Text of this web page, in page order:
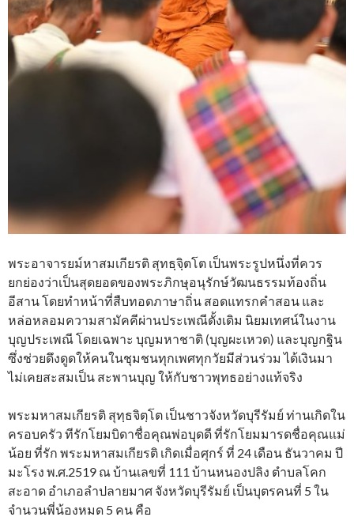
พระอาจารยม์หาสมเกียรติ สุทธฺจฺิตโต เป็นพระรูปหนึ่งที่ควร
ยกย่องว่าเป็นสุดยอดของพระภิกษุอนุรักษ์วัฒนธรรมท้องถิ่น
อีสาน โดยทำหน้าที่สืบทอดภาษาถิ่น สอดแทรกคำสอน และ
หล่อหลอมความสามัคคีผ่านประเพณีดั้งเดิม นิยมเทศน์ในงาน
บุญประเพณี โดยเฉพาะ บุญมหาชาติ (บุญผะเหวด) และบุญกฐิน
ซึ่งช่วยดึงดูดให้คนในชุมชนทุกเพศทุกวัยมีส่วนร่วม ได้เงินมา
ไม่เคยสะสมเป็น สะพานบุญ ให้กับชาวพุทธอย่างแท้จริง
พระมหาสมเกียรติ สุทฺธจิตฺโต เป็นชาวจังหวัดบุรีรัมย์ ท่านเกิดใน
ครอบครัว ทีรักโยมบิดาชื่อคุณพ่อบุดดี ที่รักโยมมารดชื่อคุณแม่
น้อย ที่รัก พระมหาสมเกียรติ เกิดเมื่อศุกร์ ที่ 24 เดือน ธันวาคม ปี
มะโรง พ.ศ.2519 ณ บ้านเลขที่ 111 บ้านหนองปลิง ตำบลโคก
สะอาด อำเภอลำปลายมาศ จังหวัดบุรีรัมย์ เป็นบุตรคนที่ 5 ใน
จำนวนพี่น้องหมด 5 คน คือ